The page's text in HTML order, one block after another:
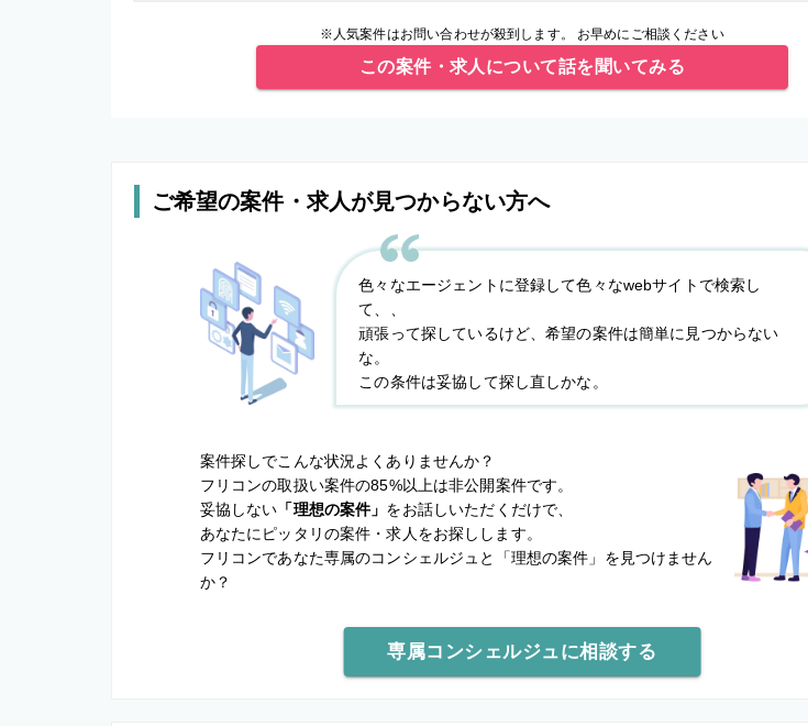
※人気案件はお問い合わせが殺到します。 お早めにご相談ください
この案件・求人について話を聞いてみる
ご希望の案件・求人が見つからない方へ
色々なエージェントに登録して色々なwebサイトで検索し
て、、
頑張って探しているけど、希望の案件は簡単に見つからない
な。
この条件は妥協して探し直しかな。
案件探しでこんな状況よくありませんか？
フリコンの取扱い案件の85%以上は非公開案件です。
妥協しない 「理想の案件」 をお話しいただくだけで、
あなたにピッタリの案件・求人をお探しします。
フリコンであなた専属のコンシェルジュと
「理想の案件」を見つけません
か？
専属コンシェルジュに相談する